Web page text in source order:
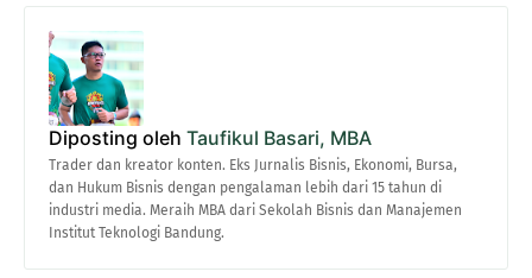
Diposting oleh Taufikul Basari, MBA
Trader dan kreator konten. Eks Jurnalis Bisnis, Ekonomi, Bursa,
dan Hukum Bisnis dengan pengalaman lebih dari 15 tahun di
industri media. Meraih MBA dari Sekolah Bisnis dan Manajemen
Institut Teknologi Bandung.